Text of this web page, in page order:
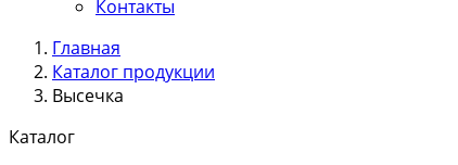
Контакты
Главная
Каталог продукции
Высечка
Каталог